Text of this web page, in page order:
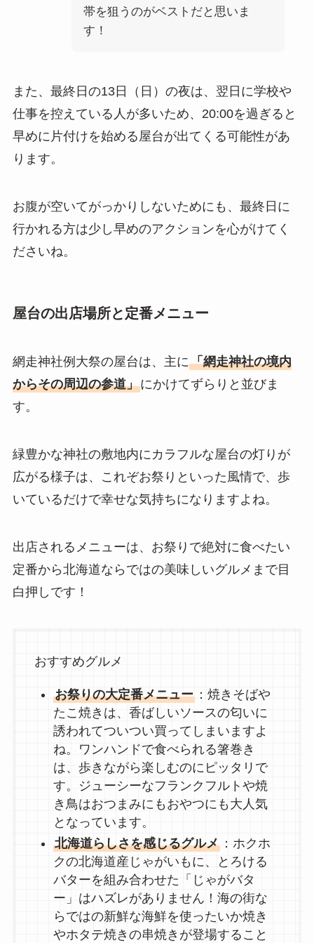
帯を狙うのがベストだと思いま
す！
また、最終日の13日（日）の夜は、翌日に学校や
仕事を控えている人が多いため、20:00を過ぎると
早めに片付けを始める屋台が出てくる可能性があ
ります。
お腹が空いてがっかりしないためにも、最終日に
行かれる方は少し早めのアクションを心がけてく
ださいね。
屋台の出店場所と定番メニュー
網走神社例大祭の屋台は、主に「網走神社の境内
からその周辺の参道」にかけてずらりと並びま
す。
緑豊かな神社の敷地内にカラフルな屋台の灯りが
広がる様子は、これぞお祭りといった風情で、歩
いているだけで幸せな気持ちになりますよね。
出店されるメニューは、お祭りで絶対に食べたい
定番から北海道ならではの美味しいグルメまで目
白押しです！
おすすめグルメ
お祭りの大定番メニュー：焼きそばや
たこ焼きは、香ばしいソースの匂いに
誘われてついつい買ってしまいますよ
ね。ワンハンドで食べられる箸巻き
は、歩きながら楽しむのにピッタリで
す。ジューシーなフランクフルトや焼
き鳥はおつまみにもおやつにも大人気
となっています。
北海道らしさを感じるグルメ：ホクホ
クの北海道産じゃがいもに、とろける
バターを組み合わせた「じゃがバタ
ー」はハズレがありません！海の街な
らではの新鮮な海鮮を使ったいか焼き
やホタテ焼きの串焼きが登場すること